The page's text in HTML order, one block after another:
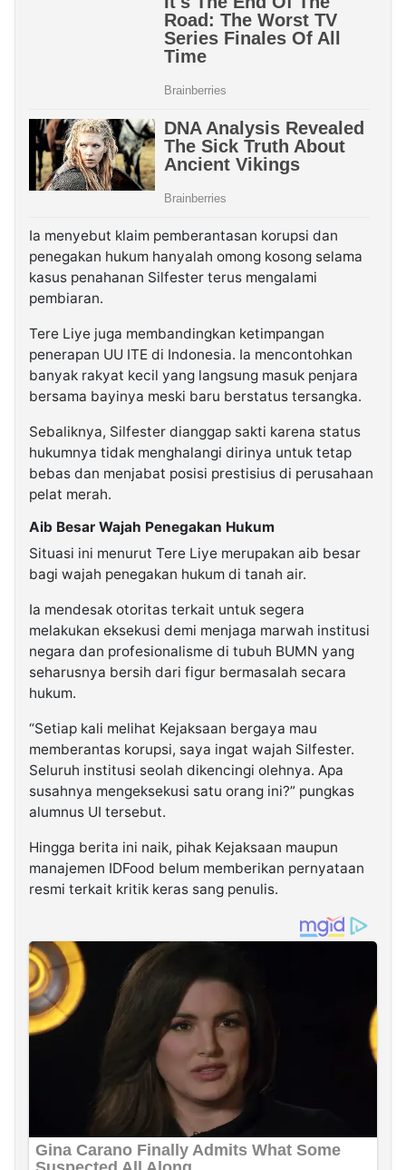
Ia menyebut klaim pemberantasan korupsi dan
penegakan hukum hanyalah omong kosong selama
kasus penahanan Silfester terus mengalami
pembiaran.
Tere Liye juga membandingkan ketimpangan
penerapan UU ITE di Indonesia. Ia mencontohkan
banyak rakyat kecil yang langsung masuk penjara
bersama bayinya meski baru berstatus tersangka.
Sebaliknya, Silfester dianggap sakti karena status
hukumnya tidak menghalangi dirinya untuk tetap
bebas dan menjabat posisi prestisius di perusahaan
pelat merah.
Aib Besar Wajah Penegakan Hukum
Situasi ini menurut Tere Liye merupakan aib besar
bagi wajah penegakan hukum di tanah air.
Ia mendesak otoritas terkait untuk segera
melakukan eksekusi demi menjaga marwah institusi
negara dan profesionalisme di tubuh BUMN yang
seharusnya bersih dari figur bermasalah secara
hukum.
“Setiap kali melihat Kejaksaan bergaya mau
memberantas korupsi, saya ingat wajah Silfester.
Seluruh institusi seolah dikencingi olehnya. Apa
susahnya mengeksekusi satu orang ini?” pungkas
alumnus UI tersebut.
Hingga berita ini naik, pihak Kejaksaan maupun
manajemen IDFood belum memberikan pernyataan
resmi terkait kritik keras sang penulis.